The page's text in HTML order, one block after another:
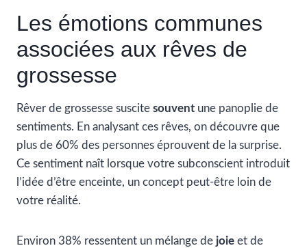
Les émotions communes
associées aux rêves de
grossesse
Rêver de grossesse suscite souvent une panoplie de
sentiments. En analysant ces rêves, on découvre que
plus de 60% des personnes éprouvent de la surprise.
Ce sentiment naît lorsque votre subconscient introduit
l’idée d’être enceinte, un concept peut-être loin de
votre réalité.
Environ 38% ressentent un mélange de joie et de